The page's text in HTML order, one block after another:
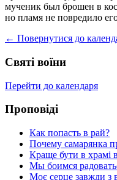
мученик был брошен в
но пламя не повредило
← Повернутися до
Святі воїни
Перейти до календаря
Проповіді
Как попасть в рай?
Почему самарянка
Краще бути в храмі
Мы боимся
Моє серце завжди з